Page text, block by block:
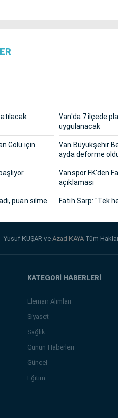
Van'da 7 ilçede
uygulanacak
Gölü için
Van Büyükşehir
ayda deforme
Vanspor FK'den
açıklaması
puan silme
Fatih Sarp: "Tek
Yusuf KUŞAR veAzad KAYA Tüm
KATEGORİ HABERLERİ
Eleman Alımları
Siyaset
Sağlık
Günün Haberleri
Güncel
Eğitim